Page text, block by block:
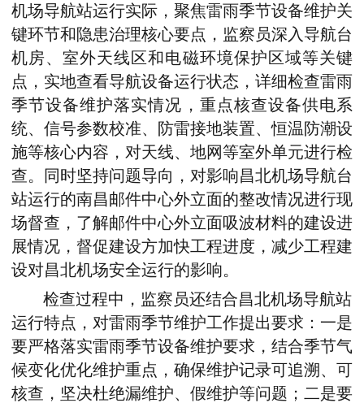
机场导航站运行实际，聚焦雷雨季节设备维护关
键环节和隐患治理核心要点，监察员深入导航台
机房、室外天线区和电磁环境保护区域等关键
点，实地查看导航设备运行状态，详细检查雷雨
季节设备维护落实情况，重点核查设备供电系
统、信号参数校准、防雷接地装置、恒温防潮设
施等核心内容，对天线、地网等室外单元进行检
查。同时坚持问题导向，对影响昌北机场导航台
站运行的南昌邮件中心外立面的整改情况进行现
场督查，了解邮件中心外立面吸波材料的建设进
展情况，督促建设方加快工程进度，减少工程建
设对昌北机场安全运行的影响。
检查过程中，监察员还结合昌北机场导航站
运行特点，对雷雨季节维护工作提出要求：一是
要严格落实雷雨季节设备维护要求，结合季节气
候变化优化维护重点，确保维护记录可追溯、可
核查，坚决杜绝漏维护、假维护等问题；二是要